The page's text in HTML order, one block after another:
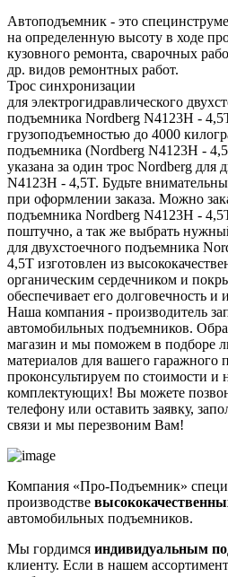
Автоподъемник - это
на определенную высоту в ходе
кузовного ремонта, сварочных
др. видов ремонтных работ.
Трос синхронизации
для электрогидравлического
подъемника Nordberg N4123H -
грузоподъемностью до 4000
подъемника (Nordberg N4123H -
указана за один трос Nordberg для
N4123H - 4,5T. Будьте
при оформлении заказа. Можно
подъемника Nordberg N4123H -
поштучно, а так же выбрать
для двухстоечного подъемника
4,5T изготовлен из
органическим сердечником и
обеспечивает его долговечность и
Наша компания - производитель
автомобильных подъемников.
магазин и мы поможем в подборе
материалов для вашего гаражного
проконсультируем по стоимости и
комплектующих! Вы можете
телефону или оставить заявку,
связи и мы перезвоним Вам!
Компания «Про-Подъемник»
производстве
автомобильных подъемников.
Мы гордимся индивидуальным
клиенту. Если в нашем